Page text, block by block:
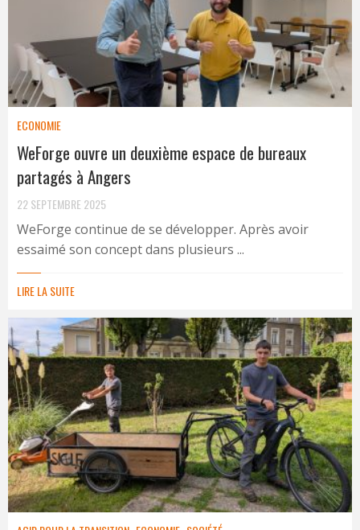
ECONOMIE
WeForge ouvre un deuxième espace de bureaux
partagés à Angers
22 SEPTEMBRE 2025
WeForge continue de se développer. Après avoir
essaimé son concept dans plusieurs ...
LIRE LA SUITE